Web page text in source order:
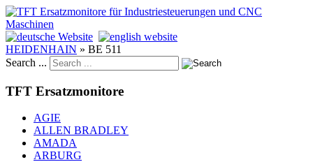
HEIDENHAIN » BE 511
Search ...
TFT Ersatzmonitore
AGIE
ALLEN BRADLEY
AMADA
ARBURG